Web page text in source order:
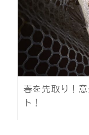
春を先取り！
ト！